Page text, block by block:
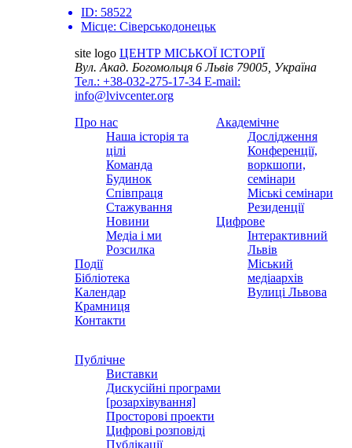
ID: 58522
Місце: Сіверськодонецьк
site logo ЦЕНТР МІСЬКОЇ ІСТОРІЇ
Вул. Акад. Богомольця 6Львів 79005, Україна
Тел.: +38-032-275-17-34 E-mail:
info@lvivcenter.org
Про нас
Наша історія та
цілі
Команда
Будинок
Співпраця
Стажування
Новини
Медіа і ми
Розсилка
Події
Бібліотека
Календар
Крамниця
Контакти
Академічне
Дослідження
Конференції,
воркшопи,
семінари
Міські семінари
Резиденції
Цифрове
Інтерактивний
Львів
Міський
медіаархів
Вулиці Львова
Публічне
Виставки
Дискусійні програми
[розархівування]
Просторові проекти
Цифрові розповіді
Публікації